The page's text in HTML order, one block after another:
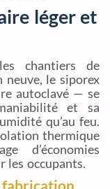
léger et
chantiers de
le siporex
autoclavé — se
et sa
qu’au feu.
thermique
d’économies
les occupants.
fabrication